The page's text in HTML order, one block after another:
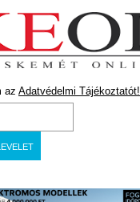
az Adatvédelmi Tájékoztatót!